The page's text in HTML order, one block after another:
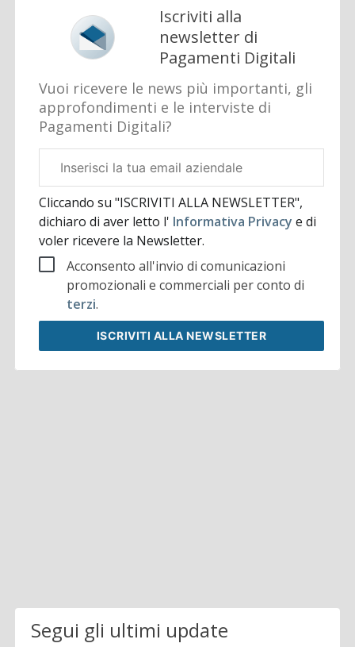
Iscriviti alla
newsletter di
Pagamenti Digitali
Vuoi ricevere le news più importanti, gli
approfondimenti e le interviste di
Pagamenti Digitali?
aziendale
Cliccando su "ISCRIVITI ALLA NEWSLETTER",
dichiaro di aver letto l' Informativa Privacye di
voler ricevere la Newsletter.
Acconsento all'invio di comunicazioni
promozionali e commerciali per conto di
terzi.
ISCRIVITI ALLA NEWSLETTER
Segui gli ultimi update